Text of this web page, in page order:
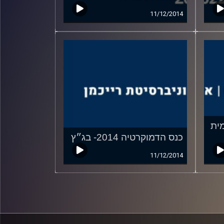
11/12/2014
2014- עמית
כנס הדמוקרטיה 2014- בג״ץ
11/12/2014